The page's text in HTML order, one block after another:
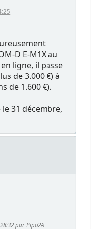
D E-M1X au
ligne, il passe
de 3.000 €) à
de 1.600 €).
31 décembre,
par Pipo2A